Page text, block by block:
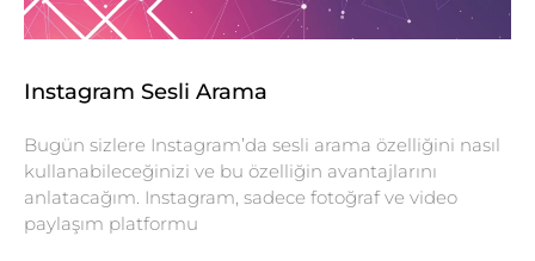
Instagram Sesli Arama
Bugün sizlere Instagram’da sesli arama özelliğini nasıl
kullanabileceğinizi ve bu özelliğin avantajlarını
anlatacağım. Instagram, sadece fotoğraf ve video
paylaşım platformu